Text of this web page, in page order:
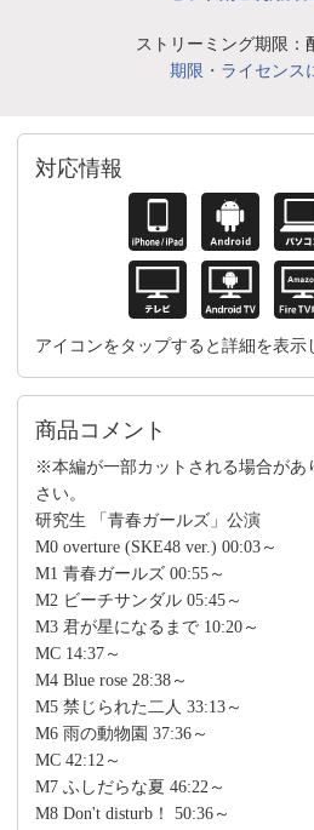
ストリーミング期限：
期限・ライセンス
対応情報
アイコンをタップすると詳細を表示
商品コメント
※本編が一部カットされる場合があ
さい。
研究生 「青春ガールズ」公演
M0 overture (SKE48 ver.) 00:03～
M1 青春ガールズ 00:55～
M2 ビーチサンダル 05:45～
M3 君が星になるまで 10:20～
MC 14:37～
M4 Blue rose 28:38～
M5 禁じられた二人 33:13～
M6 雨の動物園 37:36～
MC 42:12～
M7 ふしだらな夏 46:22～
M8 Don't disturb！ 50:36～